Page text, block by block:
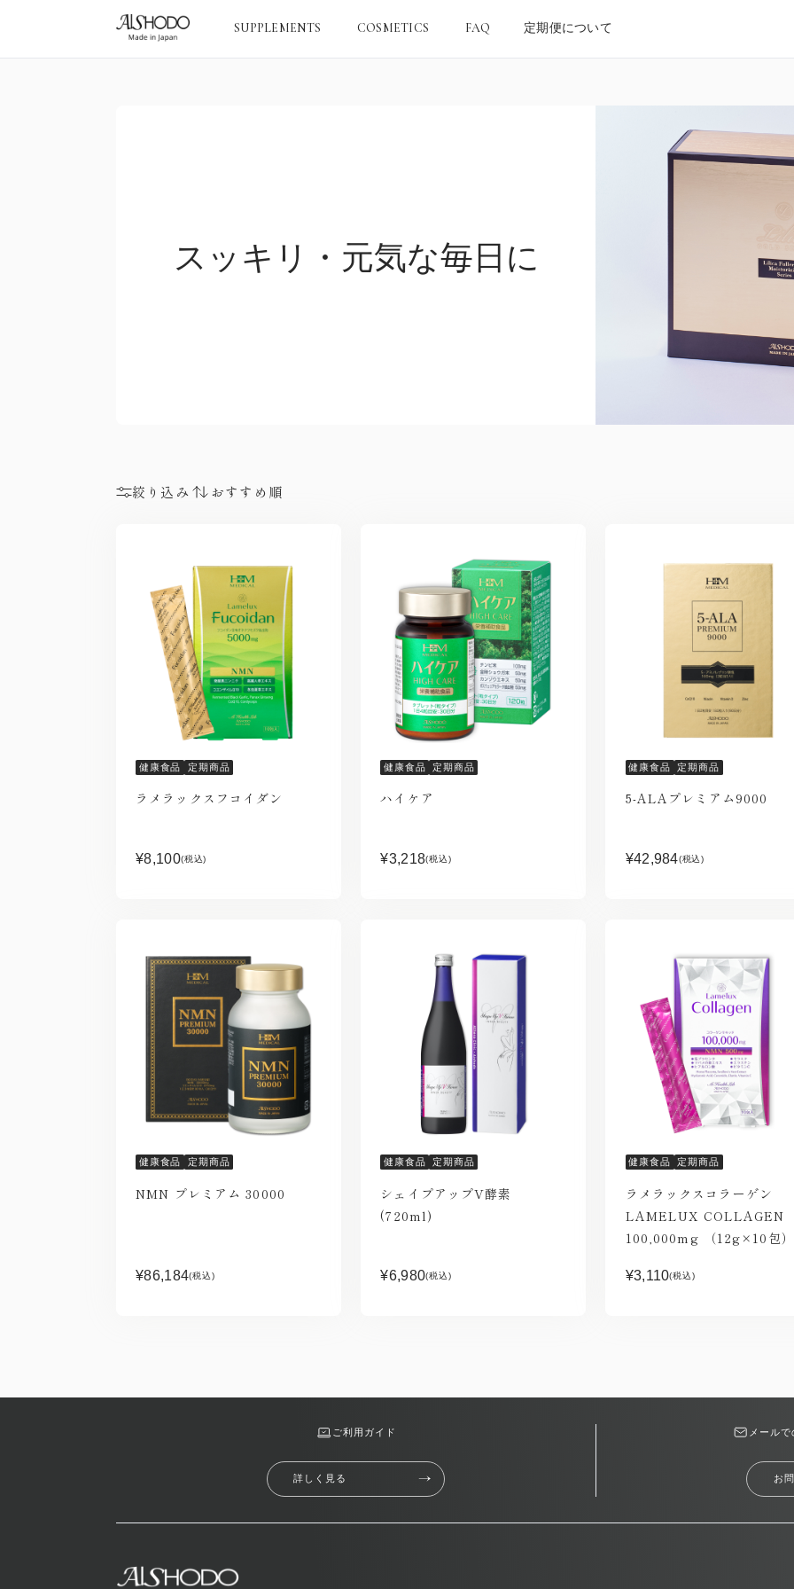
SUPPLEMENTS COSMETICS FAQ 定期便について
スッキリ・元気な毎日に
絞り込み
健康食品 定期商品
ラメラックスフコイダン
¥8,100(税込)
健康食品 定期商品
ハイケア
¥3,218(税込)
健康食品 定期商品
5-ALAプレミアム9000
¥42,984(税込)
健康食品 定期商品
NMN プレミアム 30000
¥86,184(税込)
健康食品 定期商品
シェイプアップV酵素
(720ml)
¥6,980(税込)
健康食品 定期商品
ラメラックスコラーゲン
LAMELUX COLLAGEN
100,000mg （12g×10包）
¥3,110(税込)
ご利用ガイド
詳しく見る
メール
お